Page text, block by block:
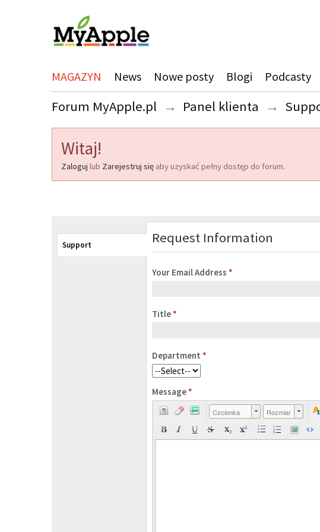
MAGAZYN News Nowe posty Blogi Podcasty
Forum MyApple.pl → Panel klienta →
Witaj!
Zaloguj lub Zarejestruj się aby uzyskać pełny dostęp do forum.
Support Request Information
Your Email Address *
Title *
Department *
Message *
Czcionka Rozmiar